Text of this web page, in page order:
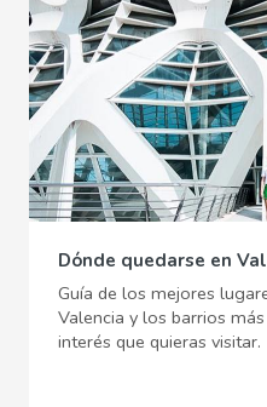
Dónde quedarse en
Guía de los mejores
Valencia y los barrios
interés que quieras visitar.